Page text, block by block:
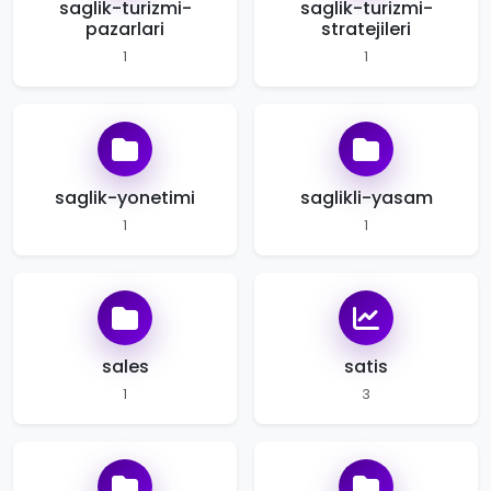
saglik-turizmi-
pazarlari
1
saglik-turizmi-
stratejileri
1
saglik-yonetimi
1
saglikli-yasam
1
sales
1
satis
3